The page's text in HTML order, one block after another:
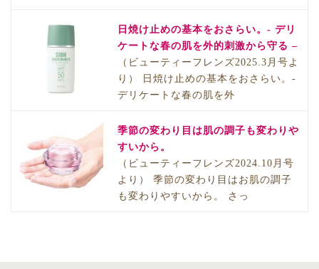
日焼け止めの基本をおさらい。- デリ
ケートな春の肌を外的刺激から守る –
（ビューティーフレンズ2025.3月号よ
り） 日焼け止めの基本をおさらい。-
デリケートな春の肌を外
季節の変わり目は肌の調子も変わりや
すいから。
（ビューティーフレンズ2024.10月号
より） 季節の変わり目はお肌の調子
も変わりやすいから。 さっ